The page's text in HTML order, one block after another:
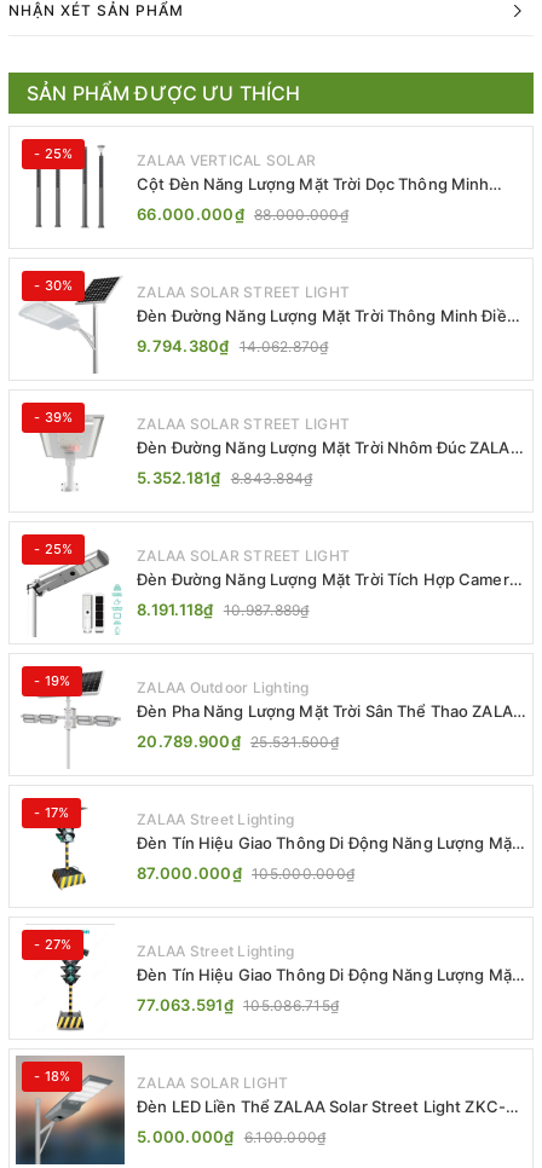
NHẬN XÉT SẢN PHẨM
SẢN PHẨM ĐƯỢC ƯU THÍCH
- 25% ZALAA VERTICAL SOLAR
Cột Đèn Năng Lượng Mặt Trời Dọc Thông Minh
ZSR-YYDS-360 | ZALAA Jsc
66.000.000₫ 88.000.000₫
- 30% ZALAA SOLAR STREET LIGHT
Đèn Đường Năng Lượng Mặt Trời Thông Minh Điều
Khiển MPPT ZL-GMX01 ZALAA
9.794.380₫ 14.062.870₫
- 39% ZALAA SOLAR STREET LIGHT
Đèn Đường Năng Lượng Mặt Trời Nhôm Đúc ZALAA
ZL-BWH Cao Cấp IP65
5.352.181₫ 8.843.884₫
- 25% ZALAA SOLAR STREET LIGHT
Đèn Đường Năng Lượng Mặt Trời Tích Hợp Camera
ZALAA ZL-BJ04-CCTV (80W, IP65)
8.191.118₫ 10.987.889₫
- 19% ZALAA Outdoor Lighting
Đèn Pha Năng Lượng Mặt Trời Sân Thể Thao ZALAA
Jsc Chống Nước IP65 Cao Cấp
20.789.900₫ 25.531.500₫
- 17% ZALAA Street Lighting
Đèn Tín Hiệu Giao Thông Di Động Năng Lượng Mặt
Trời ZALAA ZL-300A-D
87.000.000₫ 105.000.000₫
- 27% ZALAA Street Lighting
Đèn Tín Hiệu Giao Thông Di Động Năng Lượng Mặt
Trời ZALAA ZL-409300C
77.063.591₫ 105.086.715₫
- 18% ZALAA SOLAR LIGHT
Đèn LED Liền Thể ZALAA Solar Street Light ZKC-
TG 20W 25W 30W All In One
5.000.000₫ 6.100.000₫